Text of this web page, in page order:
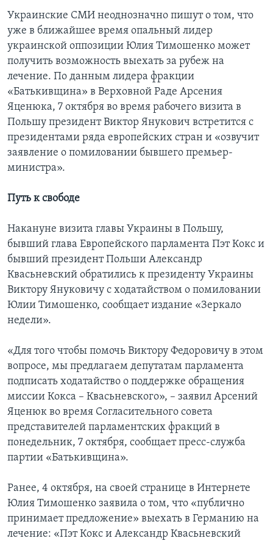
Украинские СМИ неоднозначно пишут о том, что
уже в ближайшее время опальный лидер
украинской оппозиции Юлия Тимошенко может
получить возможность выехать за рубеж на
лечение. По данным лидера фракции
«Батькивщина» в Верховной Раде Арсения
Яценюка, 7 октября во время рабочего визита в
Польшу президент Виктор Янукович встретится с
президентами ряда европейских стран и «озвучит
заявление о помиловании бывшего премьер-
министра».
Путь к свободе
Накануне визита главы Украины в Польшу,
бывший глава Европейского парламента Пэт Кокс и
бывший президент Польши Александр
Квасьневский обратились к президенту Украины
Виктору Януковичу с ходатайством о помиловании
Юлии Тимошенко, сообщает издание «Зеркало
недели».
«Для того чтобы помочь Виктору Федоровичу в этом
вопросе, мы предлагаем депутатам парламента
подписать ходатайство о поддержке обращения
миссии Кокса – Квасьневского», – заявил Арсений
Яценюк во время Согласительного совета
представителей парламентских фракций в
понедельник, 7 октября, сообщает пресс-служба
партии «Батькивщина».
Ранее, 4 октября, на своей странице в Интернете
Юлия Тимошенко заявила о том, что «публично
принимает предложение» выехать в Германию на
лечение: «Пэт Кокс и Александр Квасьневский